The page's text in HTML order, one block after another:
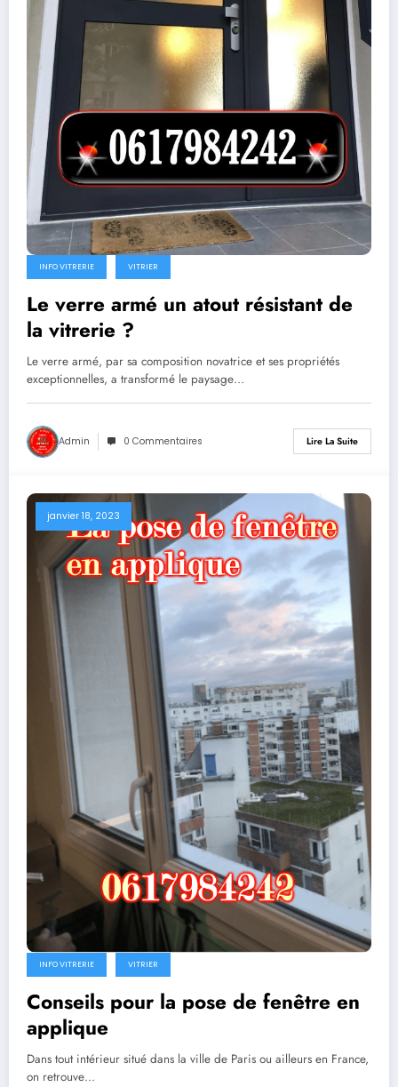
INFO VITRERIE VITRIER
Le verre armé un atout résistant de
la vitrerie ?
Le verre armé, par sa composition novatrice et ses propriétés
exceptionnelles, a transformé le paysage…
Admin 0 Commentaires Lire La Suite
janvier 18, 2023
INFO VITRERIE VITRIER
Conseils pour la pose de fenêtre en
applique
Dans tout intérieur situé dans la ville de Paris ou ailleurs en France,
on retrouve…